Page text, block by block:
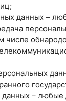
данных –
числе
– любые